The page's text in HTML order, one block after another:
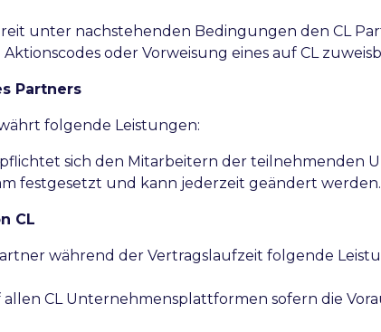
unter nachstehenden Bedingungen den CL
oder Vorweisung eines auf CL
Partners
folgende Leistungen:
sich den Mitarbeitern der teilnehmenden
festgesetzt und kann jederzeit geändert werden.
CL
während der Vertragslaufzeit folgende
CL Unternehmensplattformen sofern die